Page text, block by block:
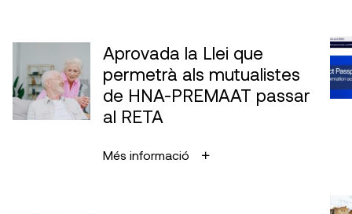
Aprovada la Llei que
permetrà als mutualistes
de HNA-PREMAAT passar
al RETA
Més informació